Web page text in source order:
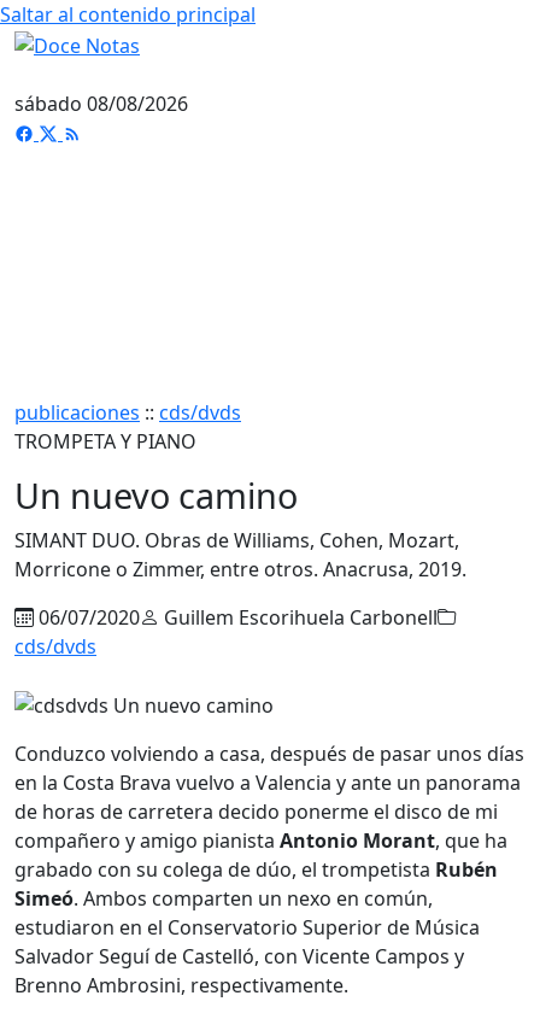
Saltar al contenido principal
sábado 08/08/2026
publicaciones :: cds/dvds
TROMPETA Y PIANO
Un nuevo camino
SIMANT DUO. Obras de Williams, Cohen, Mozart,
Morricone o Zimmer, entre otros. Anacrusa, 2019.
06/07/2020
Guillem Escorihuela Carbonell
cds/dvds
Conduzco volviendo a casa, después de pasar unos días
en la Costa Brava vuelvo a Valencia y ante un panorama
de horas de carretera decido ponerme el disco de mi
compañero y amigo pianista Antonio Morant, que ha
grabado con su colega de dúo, el trompetista Rubén
Simeó. Ambos comparten un nexo en común,
estudiaron en el Conservatorio Superior de Música
Salvador Seguí de Castelló, con Vicente Campos y
Brenno Ambrosini, respectivamente.